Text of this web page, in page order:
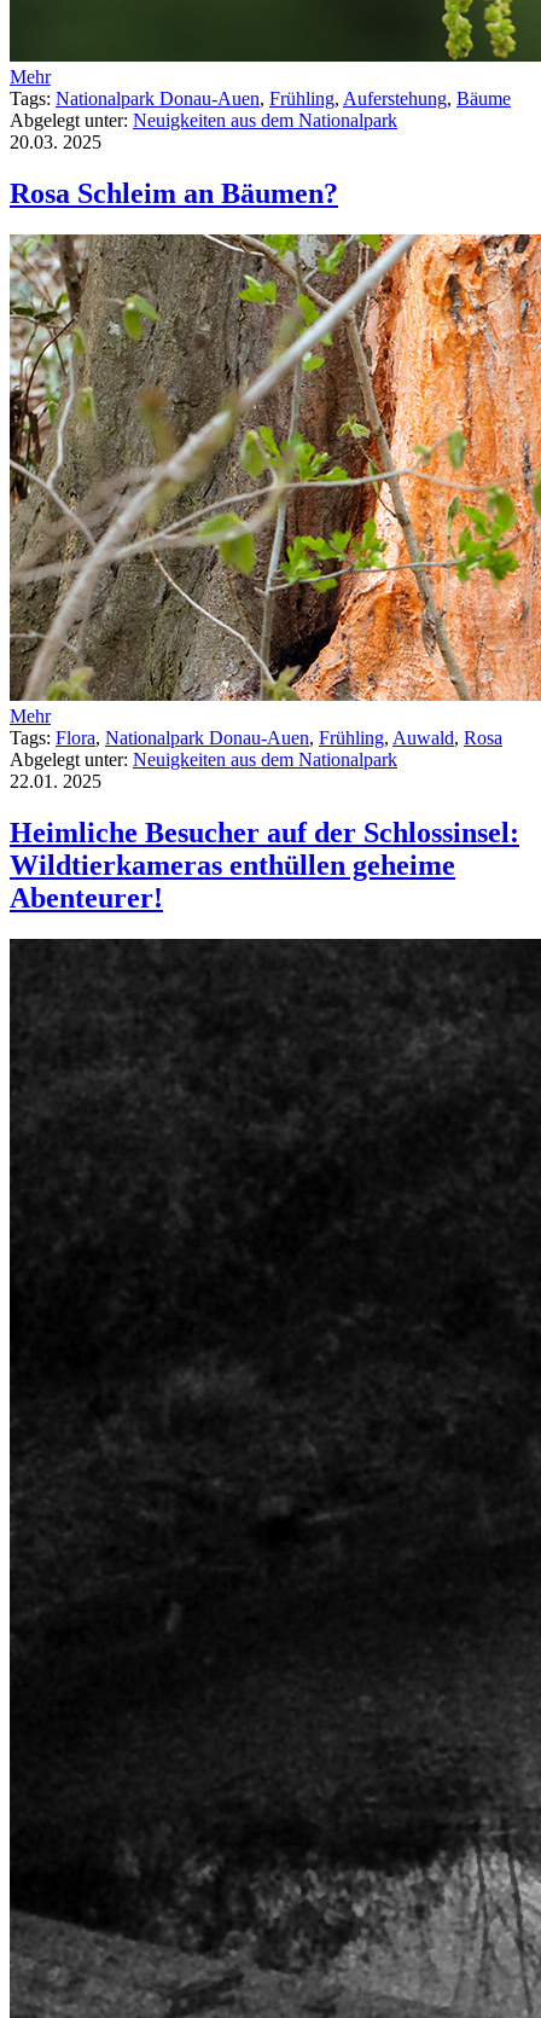
Mehr
Tags: Nationalpark Donau-Auen, Frühling, Auferstehung, Bäume
Abgelegt unter: Neuigkeiten aus dem Nationalpark
20.03. 2025
Rosa Schleim an Bäumen?
Mehr
Tags: Flora, Nationalpark Donau-Auen, Frühling, Auwald, Rosa
Abgelegt unter: Neuigkeiten aus dem Nationalpark
22.01. 2025
Heimliche Besucher auf der Schlossinsel:
Wildtierkameras enthüllen geheime
Abenteurer!